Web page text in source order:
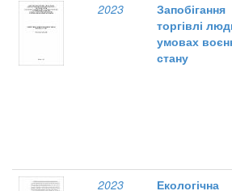
2023
Запобігання
торгівлі
умовах
стану
2023
Екологічна